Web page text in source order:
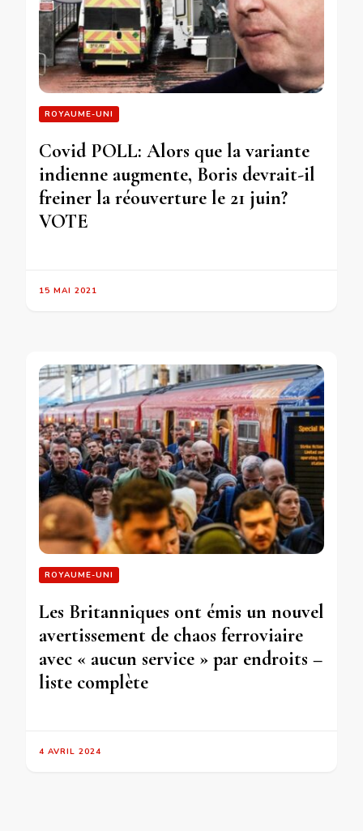
ROYAUME-UNI
Covid POLL: Alors que la variante
indienne augmente, Boris devrait-il
freiner la réouverture le 21 juin?
VOTE
15 MAI 2021
ROYAUME-UNI
Les Britanniques ont émis un nouvel
avertissement de chaos ferroviaire
avec « aucun service » par endroits –
liste complète
4 AVRIL 2024